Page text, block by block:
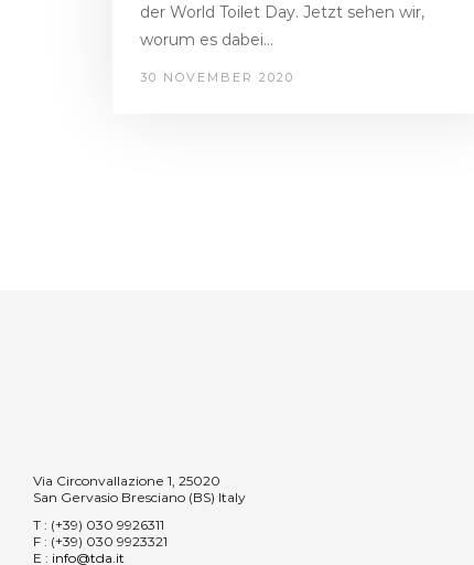
der World Toilet Day. Jetzt sehen wir,
worum es dabei…
30 NOVEMBER 2020
Via Circonvallazione 1, 25020
San Gervasio Bresciano (BS) Italy
T : (+39) 030 9926311
F : (+39) 030 9923321
E : info@tda.it